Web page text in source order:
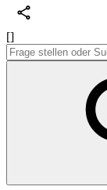
[]